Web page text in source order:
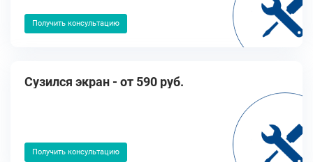
Получить консультацию
Cузился экран - от 590 руб.
Получить консультацию